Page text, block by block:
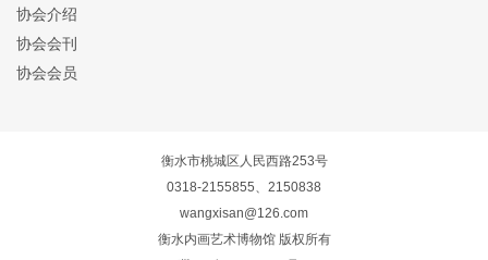
协会介绍
协会会刊
协会会员
衡水市桃城区人民西路253号
0318-2155855、2150838
wangxisan@126.com
衡水内画艺术博物馆 版权所有